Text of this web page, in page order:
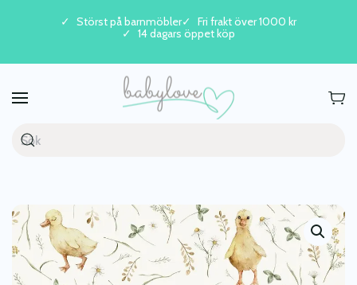
Skip to main content
Störst på barnmöbler
Fri frakt över 1000 kr
14 dagars öppet köp